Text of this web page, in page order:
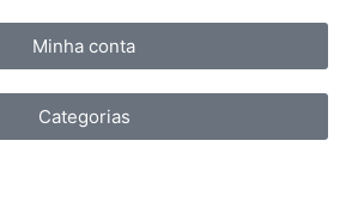
Minha conta
Categorias